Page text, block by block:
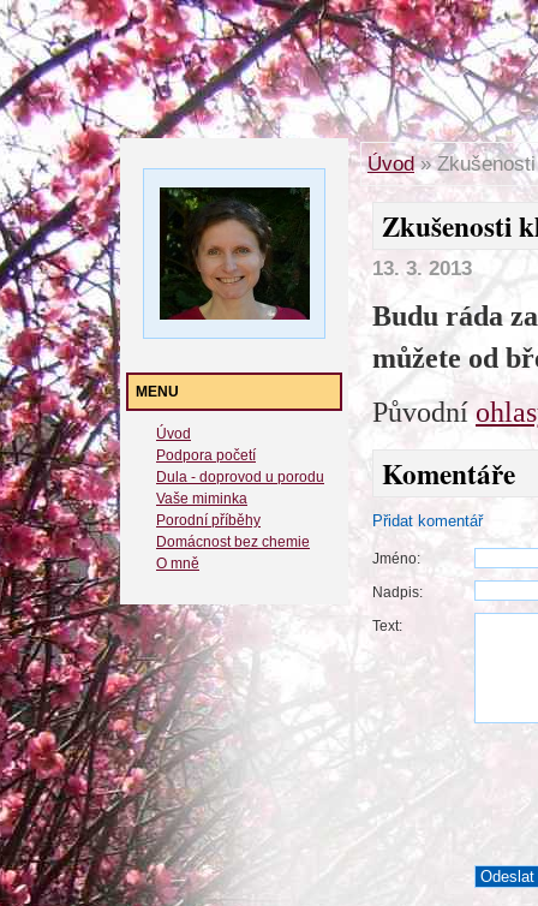
MENU
Úvod
Podpora početí
Dula - doprovod u porodu
Vaše miminka
Porodní příběhy
Domácnost bez chemie
O mně
Úvod»
Zkušenosti
13. 3. 2013
Budu ráda
můžete od
Původní
Komentáře
Přidat komentář
Jméno:
Nadpis:
Text: